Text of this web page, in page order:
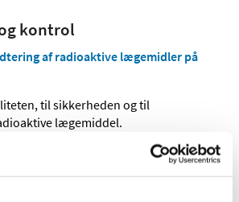
kontrol
af radioaktive lægemidler på
til sikkerheden og til
lægemiddel.
og lægemidlet skal godkendes
som gælder for andre